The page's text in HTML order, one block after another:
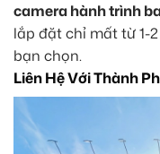
camera hành trình
lắp đặt chỉ mất từ 1-
bạn chọn.
Liên Hệ Với Thành